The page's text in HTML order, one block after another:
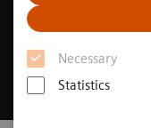
Necessary
Statistics